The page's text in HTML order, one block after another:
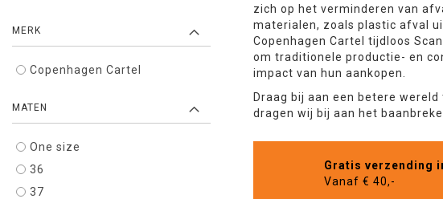
zich op het verminderen van
materialen, zoals plastic afval
Copenhagen Cartel tijdloos
om traditionele productie- en
impact van hun aankopen​.
Draag bij aan een betere
dragen wij bij aan het
Gratis verzending
Vanaf € 40,-
MERK
Copenhagen Cartel
MATEN
One size
36
37